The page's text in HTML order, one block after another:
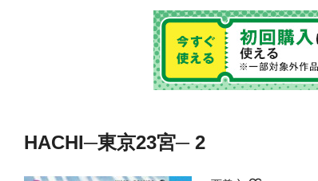
HACHI─東京23宮─ 2